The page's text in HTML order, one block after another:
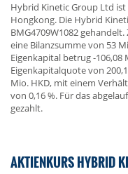
Hybrid Kinetic Group Ltd
Hongkong. Die Hybrid
BMG4709W1082
eine Bilanzsumme von 53
Eigenkapital betrug -
Eigenkapitalquote von
Mio. HKD, mit einem
von 0,16 %. Für das
gezahlt.
AKTIENKURS HYBRID